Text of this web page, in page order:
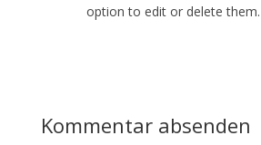
option to edit or delete them.
Kommentar absenden